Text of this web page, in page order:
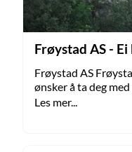
Frøystad AS -
Frøystad AS
ønsker å ta deg
Les mer...